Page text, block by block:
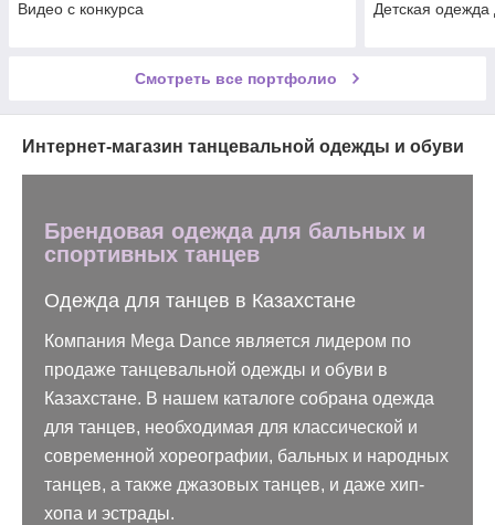
Видео с конкурса Детская
Смотреть все портфолио
Интернет-магазин танцевальной одежды и обуви
Брендовая одежда для бальных и
спортивных танцев
Одежда для танцев в Казахстане
Компания Mega Dance является лидером по
продаже танцевальной одежды и обуви в
Казахстане. В нашем каталоге собрана одежда
для танцев, необходимая для классической и
современной хореографии, бальных и народных
танцев, а также джазовых танцев, и даже хип-
хопа и эстрады.